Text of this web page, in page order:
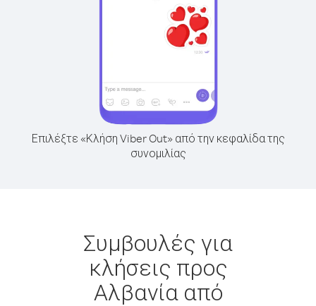
Επιλέξτε «Κλήση Viber Out» από την κεφαλίδα της
συνομιλίας
Συμβουλές για
κλήσεις προς
Αλβανία από